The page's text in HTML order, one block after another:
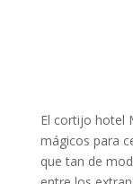
El cortijo hotel
mágicos para
que tan de